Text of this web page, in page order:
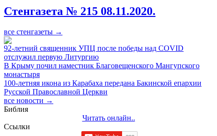
Стенгазета № 215 08.11.2020.
все стенгазеты →
92-летний священник УПЦ после победы над COVID
отслужил первую Литургию
В Крыму почил наместник Благовещенского Мангупского
монастыря
100-летняя икона из Карабаха передана Бакинской епархии
Русской Православной Церкви
все новости →
Библия
Читать онлайн..
Ссылки